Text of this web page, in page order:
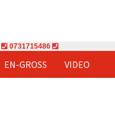
0731715486
EN-GROSS VIDEO